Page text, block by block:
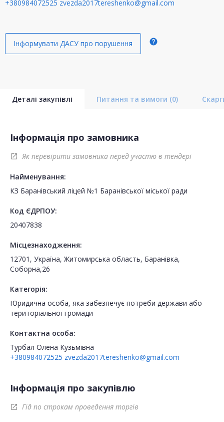
+380984072525 zvezda2017tereshenko@gmail.com
Інформувати ДАСУ про порушення help
Деталі закупівлі Питання та вимоги (0)
Інформація про замовника
open_in_new Як перевірити замовника перед участю в тендері
Найменування:
КЗ Баранівський ліцей №1 Баранівської міської ради
Код ЄДРПОУ:
20407838
Місцезнаходження:
12701, Україна, Житомирська область, Баранівка,
Соборна,26
Категорія:
Юридична особа, яка забезпечує потреби держави або
територіальної громади
Контактна особа:
Турбал Олена Кузьмівна
+380984072525 zvezda2017tereshenko@gmail.com
Інформація про закупівлю
open_in_new Гід по строкам проведення торгів